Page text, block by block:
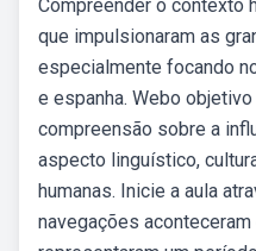
Compreender o contexto
que impulsionaram as
especialmente focando
e espanha. Webo
compreensão sobre a
aspecto linguístico,
humanas. Inicie a aula
navegações